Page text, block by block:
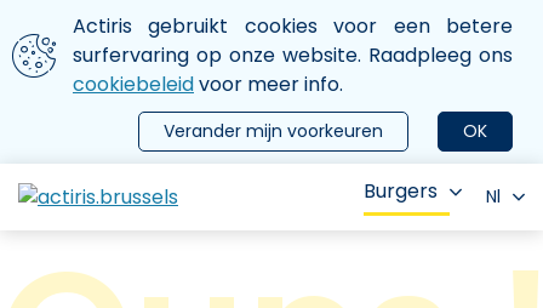
Aller au contenu principal
We gebruiken cookies
Actiris gebruikt cookies voor een betere
surfervaring op onze website. Raadpleeg ons
cookiebeleidvoor meer info.
OK
Verander mijn voorkeuren
le menu
Burgers Nl